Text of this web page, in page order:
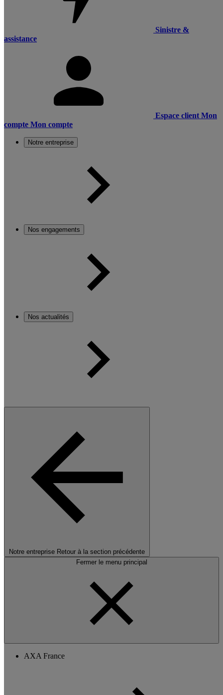
Sinistre &
assistance
Espace client Mon
compte Mon compte
Notre entreprise
Nos engagements
Nos actualités
Notre entreprise Retour à la section précédente
Fermer le menu principal
AXA France